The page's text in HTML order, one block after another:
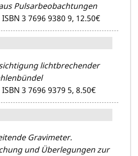
Pulsarbeobachtungen
ISBN 3 7696 9380 9, 12.50€
lichtbrechender
ISBN 3 7696 9379 5, 8.50€
Gravimeter.
und Überlegungen zur